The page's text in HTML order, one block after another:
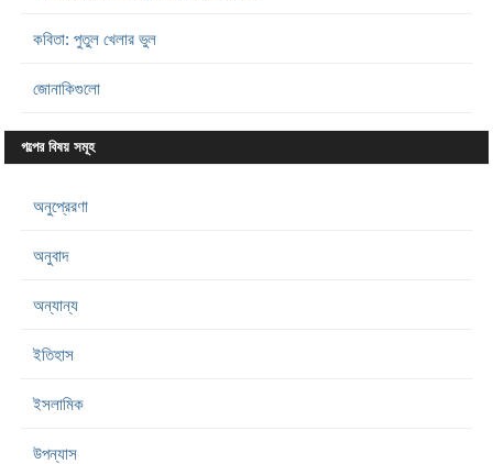
কবিতা: পুতুল খেলার ভুল
জোনাকিগুলো
গল্পের বিষয় সমূহ
অনুপ্রেরণা
অনুবাদ
অন্যান্য
ইতিহাস
ইসলামিক
উপন্যাস